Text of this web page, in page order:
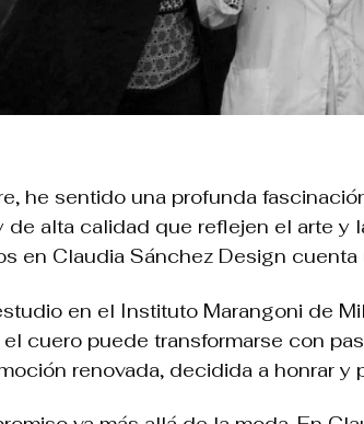
he sentido una profunda
de alta calidad que reflejen el arte y
en Claudia Sánchez Design
en el Instituto Marangoni de
cuero puede transformarse con
renovada, decidida a honrar